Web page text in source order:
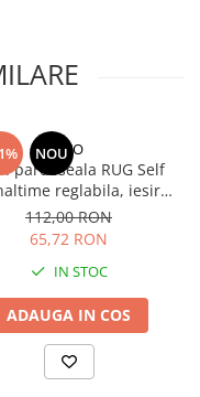
NOUACO
pardoseala RUG Self
reglabila, iesire
DN50, gratar din
inoxidabil 102.5 x 102.5
112,00 RON
65,72 RON
IN STOC
ADAUGA IN COS